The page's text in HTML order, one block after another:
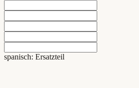
spanisch: Ersatzteil